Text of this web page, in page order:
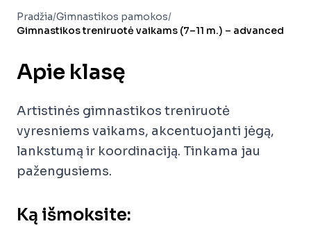
Pradžia/Gimnastikos pamokos/
Gimnastikos treniruotė vaikams (7–11 m.) – advanced
Apie klasę
Artistinės gimnastikos treniruotė
vyresniems vaikams, akcentuojanti jėgą,
lankstumą ir koordinaciją. Tinkama jau
pažengusiems.
Ką išmoksite: